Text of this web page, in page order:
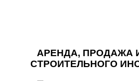
АРЕНДА, ПРОДАЖА
СТРОИТЕЛЬНОГО